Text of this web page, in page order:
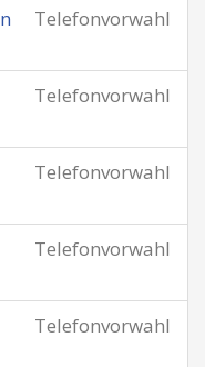
Telefonvorwahl
Telefonvorwahl
Telefonvorwahl
Telefonvorwahl
Telefonvorwahl